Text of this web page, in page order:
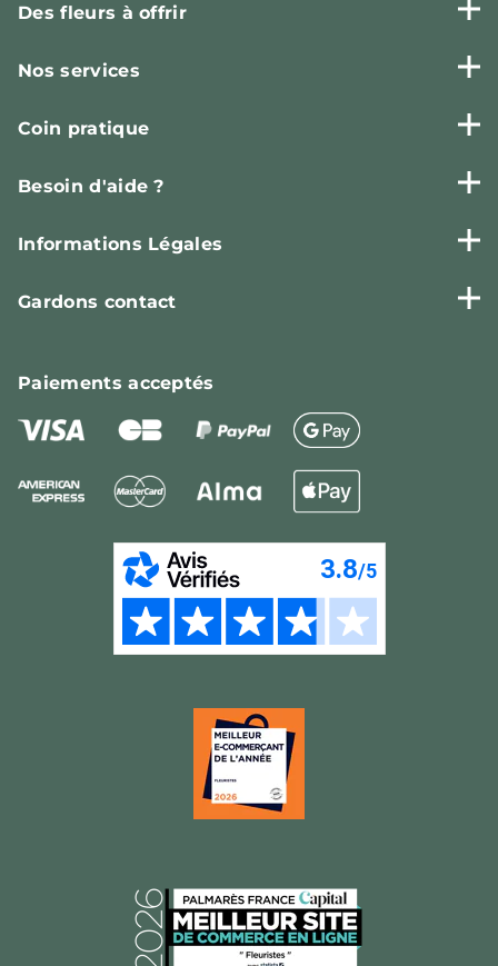
Des fleurs à offrir
Nos services
Coin pratique
Besoin d'aide ?
Informations Légales
Gardons contact
Paiementsacceptés